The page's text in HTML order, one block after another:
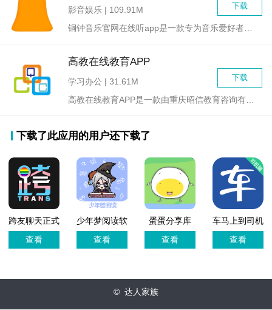
下载
影音娱乐 | 109.91M
高教在线教育APP
下载
学习办公 | 31.61M
下载了此应用的用户还下载了
跨友聊天正式
版
查看
少年梦阅读软
件
查看
蛋蛋分享库
app手机版
查看
车马上到司机
查看
© 达人家族